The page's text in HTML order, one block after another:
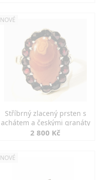
NOVÉ
Stříbrný zlacený prsten s
achátem a českými granáty
2 800 Kč
NOVÉ